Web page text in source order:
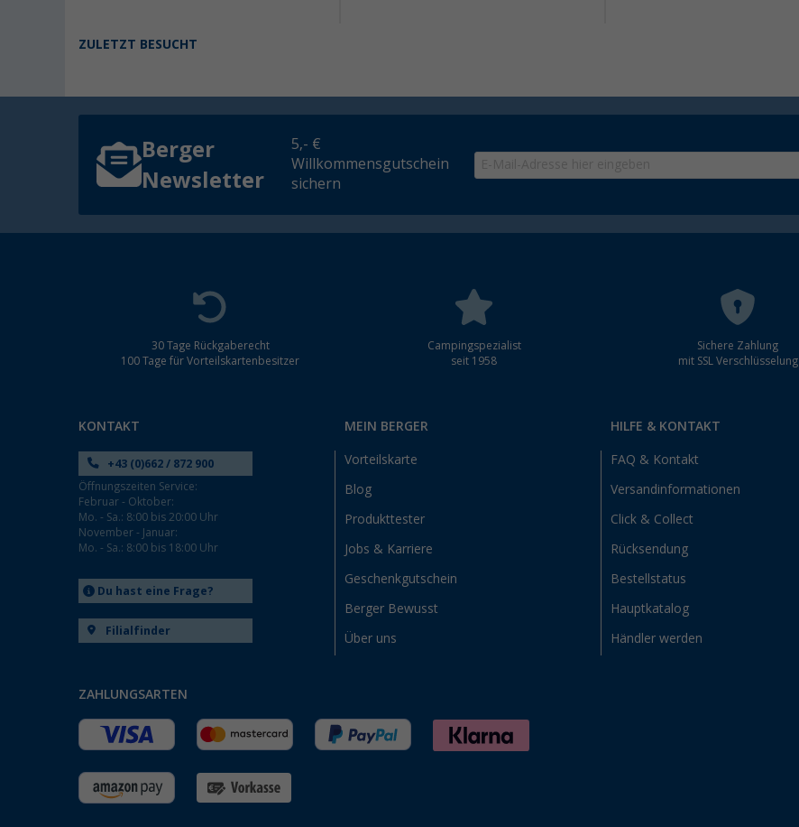
ZULETZT BESUCHT
Berger
Newsletter
5,- €
Willkommensgutschein
sichern
30 Tage Rückgaberecht
100 Tage für Vorteilskartenbesitzer
Campingspezialist
seit 1958
Sichere Zahlung
mit SSL Verschlüsselung
KONTAKT
+43 (0)662 / 872 900
Öffnungszeiten Service:
Februar - Oktober:
Mo. - Sa.: 8:00 bis 20:00 Uhr
November - Januar:
Mo. - Sa.: 8:00 bis 18:00 Uhr
Du hast eine Frage?
Filialfinder
MEIN BERGER
Vorteilskarte
Blog
Produkttester
Jobs & Karriere
Geschenkgutschein
Berger Bewusst
Über uns
HILFE & KONTAKT
FAQ & Kontakt
Versandinformationen
Click & Collect
Rücksendung
Bestellstatus
Hauptkatalog
Händler werden
ZAHLUNGSARTEN